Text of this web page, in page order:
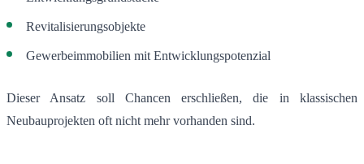
Revitalisierungsobjekte
Gewerbeimmobilien mit Entwicklungspotenzial
Dieser Ansatz soll Chancen erschließen, die in klassischen
Neubauprojekten oft nicht mehr vorhanden sind.